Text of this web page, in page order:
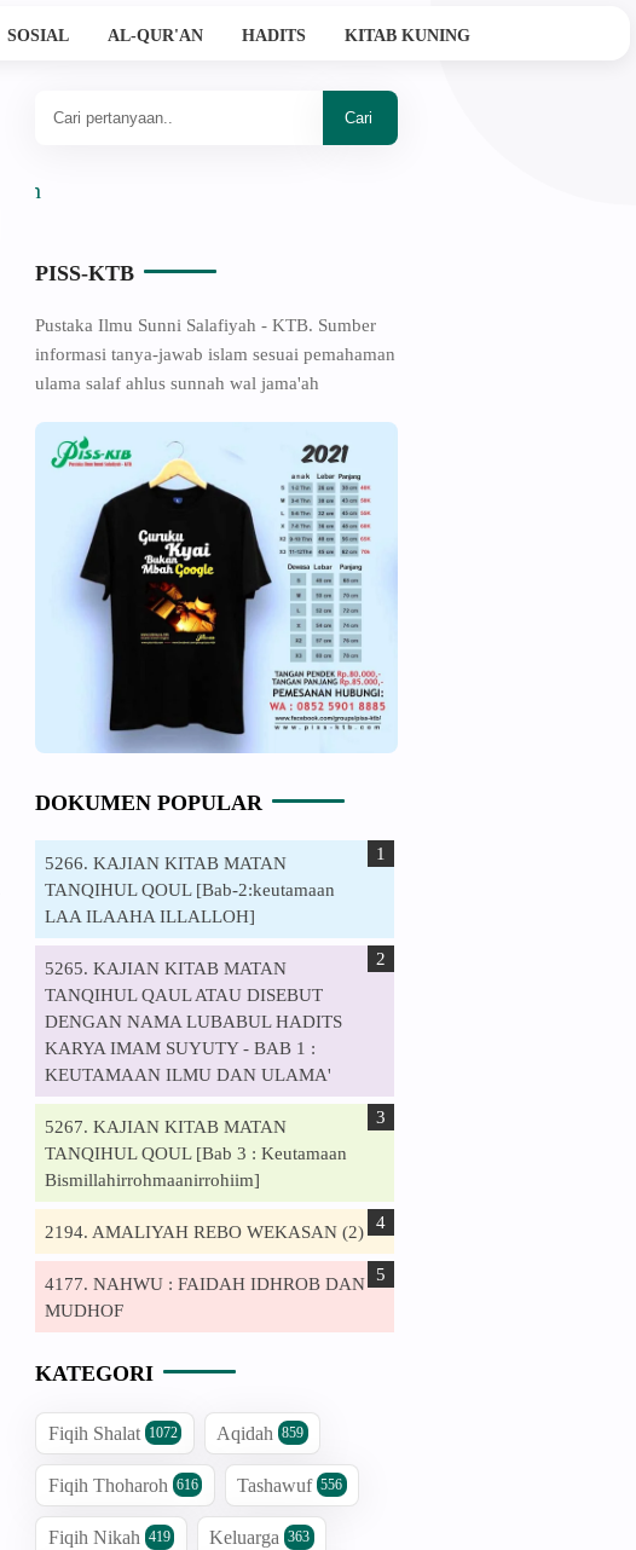
SOSIAL AL-QUR'AN HADITS KITAB KUNING
PISS-KTB
Pustaka Ilmu Sunni Salafiyah - KTB. Sumber
informasi tanya-jawab islam sesuai pemahaman
ulama salaf ahlus sunnah wal jama'ah
DOKUMEN POPULAR
5266. KAJIAN KITAB MATAN
TANQIHUL QOUL [Bab-2:keutamaan
LAA ILAAHA ILLALLOH]
5265. KAJIAN KITAB MATAN
TANQIHUL QAUL ATAU DISEBUT
DENGAN NAMA LUBABUL HADITS
KARYA IMAM SUYUTY - BAB 1 :
KEUTAMAAN ILMU DAN ULAMA'
5267. KAJIAN KITAB MATAN
TANQIHUL QOUL [Bab 3 : Keutamaan
Bismillahirrohmaanirrohiim]
2194. AMALIYAH REBO WEKASAN (2)
4177. NAHWU : FAIDAH IDHROB DAN
MUDHOF
KATEGORI
Fiqih Shalat 1072 Aqidah 859
Fiqih Thoharoh 616 Tashawuf 556
Fiqih Nikah 419 Keluarga 363